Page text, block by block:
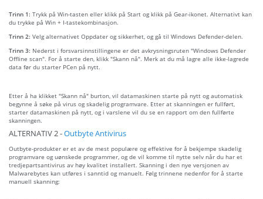
Trinn 1: Trykk på Win-tasten eller klikk på Start og klikk på Gear-ikonet. Alternativt kan
du trykke på Win + I-tastekombinasjon.
Trinn 2: Velg alternativet Oppdater og sikkerhet, og gå til Windows Defender-delen.
Trinn 3: Nederst i forsvarsinnstillingene er det avkrysningsruten "Windows Defender
Offline scan". For å starte den, klikk "Skann nå". Merk at du må lagre alle ikke-lagrede
data før du starter PCen på nytt.
Etter å ha klikket "Skann nå" burton, vil datamaskinen starte på nytt og automatisk
begynne å søke på virus og skadelig programvare. Etter at skanningen er fullført,
starter datamaskinen på nytt, og i varslene vil du se en rapport om den fullførte
skanningen.
ALTERNATIV 2 -Outbyte Antivirus
Outbyte-produkter er et av de mest populære og effektive for å bekjempe skadelig
programvare og uønskede programmer, og de vil komme til nytte selv når du har et
tredjepartsantivirus av høy kvalitet installert. Skanning i den nye versjonen av
Malwarebytes kan utføres i sanntid og manuelt. Følg trinnene nedenfor for å starte
manuell skanning: